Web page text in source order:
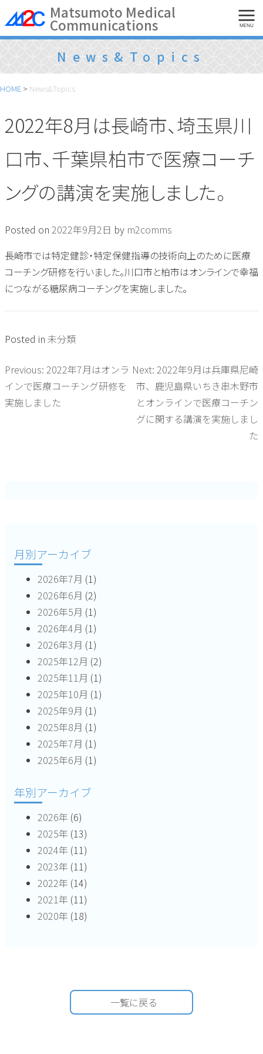
Skip
to
content
Matsumoto Medical
Communications MENU
News&Topics
HOME > News&Topics
2022年8月は長崎市、埼玉県川
口市、千葉県柏市で医療コーチ
ングの講演を実施しました。
Posted on 2022年9月2日 by m2comms
長崎市では特定健診・特定保健指導の技術向上のために医療
コーチング研修を行いました。川口市と柏市はオンラインで幸福
につながる糖尿病コーチングを実施しました。
Posted in 未分類
投
稿
ョ
Previous: 2022年7月はオンラ
インで医療コーチング研修を
実施しました
Next: 2022年9月は兵庫県尼崎
市、鹿児島県いちき串木野市
とオンラインで医療コーチン
グに関する講演を実施しまし
た
月別アーカイブ
2026年7月 (1)
2026年6月 (2)
2026年5月 (1)
2026年4月 (1)
2026年3月 (1)
2025年12月 (2)
2025年11月 (1)
2025年10月 (1)
2025年9月 (1)
2025年8月 (1)
2025年7月 (1)
2025年6月 (1)
年別アーカイブ
2026年 (6)
2025年 (13)
2024年 (11)
2023年 (11)
2022年 (14)
2021年 (11)
2020年 (18)
一覧に戻る